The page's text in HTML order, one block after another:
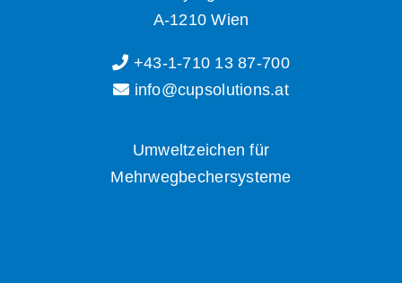
A-1210 Wien
+43-1-710 13 87-700
info@cupsolutions.at
Umweltzeichen für
Mehrwegbechersysteme